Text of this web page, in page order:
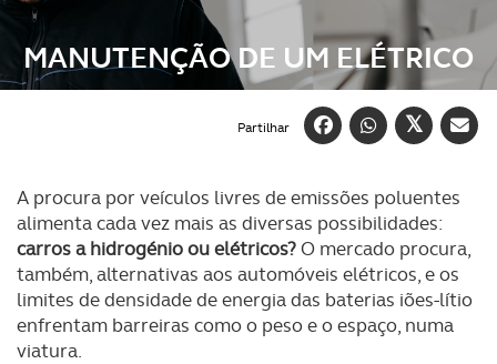
MANUTENÇÃO DE UM ELÉTRICO
Partilhar
A procura por veículos livres de emissões poluentes
alimenta cada vez mais as diversas possibilidades:
carros a hidrogénio ou elétricos?O mercado procura,
também, alternativas aos automóveis elétricos, e os
limites de densidade de energia das baterias iões-lítio
enfrentam barreiras como o peso e o espaço, numa
viatura.